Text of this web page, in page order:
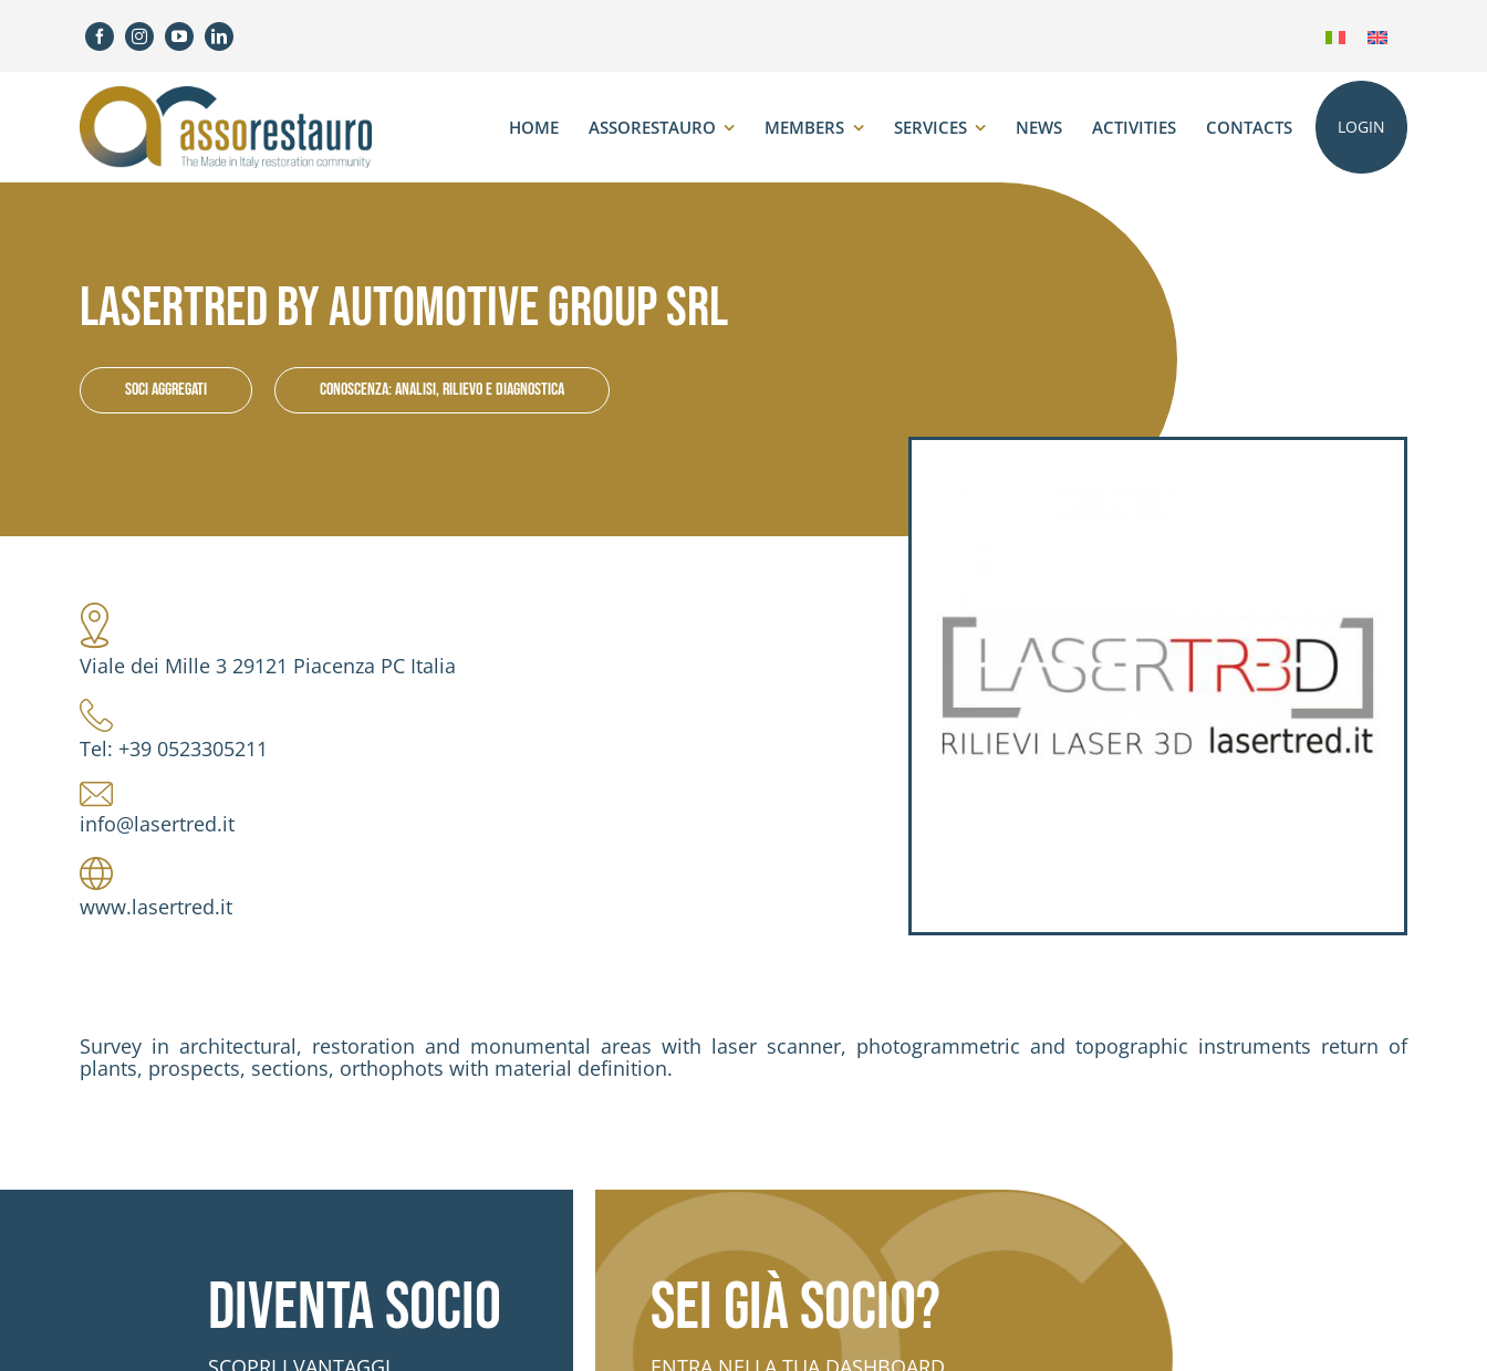
HOME ASSORESTAURO MEMBERS SERVICES NEWS ACTIVITIES CONTACTS LOGIN
LASERTRED BY AUTOMOTIVE GROUP SRL
Soci aggregati Conoscenza: Analisi, rilievo e diagnostica
Viale dei Mille 3 29121 Piacenza PC Italia
Tel: +39 0523305211
info@lasertred.it
www.lasertred.it
Survey in architectural, restoration and monumental areas with laser scanner, photogrammetric and topographic instruments return of
plants, prospects, sections, orthophots with material definition.
Diventa socio Sei già socio?